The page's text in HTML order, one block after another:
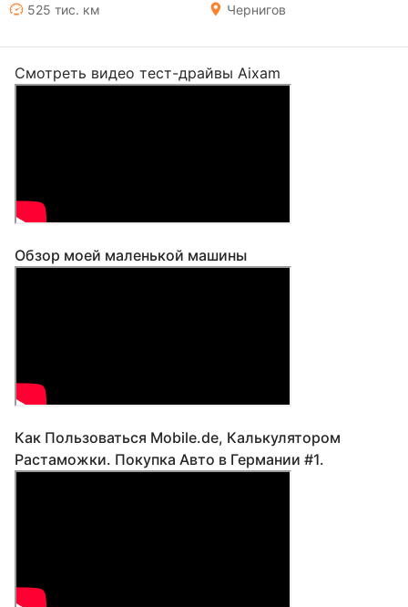
525 тис. км
Чернигов
Смотреть видео тест-драйвы Aixam
Обзор моей маленькой машины
Как Пользоваться Mobile.de, Калькулятором
Растаможки. Покупка Авто в Германии #1.